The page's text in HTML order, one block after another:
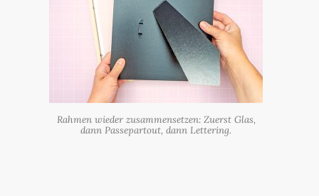
Rahmen wieder zusammensetzen: Zuerst Glas,
dann Passepartout, dann Lettering.